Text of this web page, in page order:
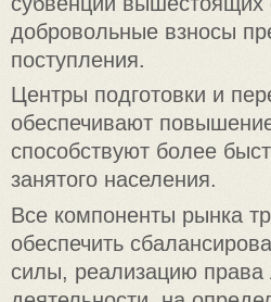
добровольные взносы
поступления.
Центры подготовки и
обеспечивают
способствуют более
занятого населения.
Все компоненты рынка
обеспечить
силы, реализацию